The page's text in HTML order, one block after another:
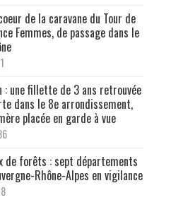
de la caravane du Tour de
Femmes, de passage dans le
: une fillette de 3 ans retrouvée
dans le 8e arrondissement,
placée en garde à vue
de forêts : sept départements
Rhône-Alpes en vigilance